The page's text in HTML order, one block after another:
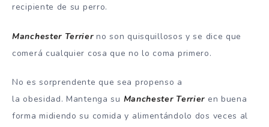
recipiente de su perro.
Manchester Terrierno son quisquillosos y se dice que
comerá cualquier cosa que no lo coma primero.
No es sorprendente que sea propenso a
la obesidad. Mantenga su Manchester Terrier en buena
forma midiendo su comida y alimentándolo dos veces al